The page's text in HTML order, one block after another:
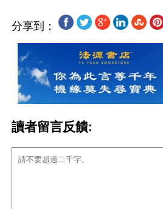
分享到：
讀者留言反饋: